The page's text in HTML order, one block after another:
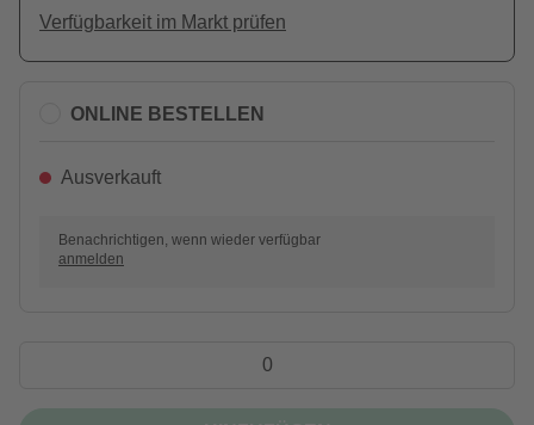
Verfügbarkeit im Markt prüfen
ONLINE BESTELLEN
Ausverkauft
Benachrichtigen, wenn wieder verfügbar
anmelden